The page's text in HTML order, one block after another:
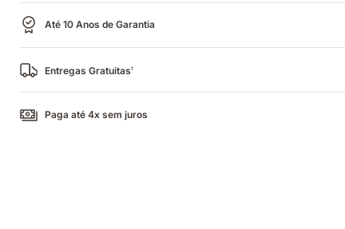
Até 10 Anos de Garantia
Entregas Gratuitas1
Paga até 4x sem juros